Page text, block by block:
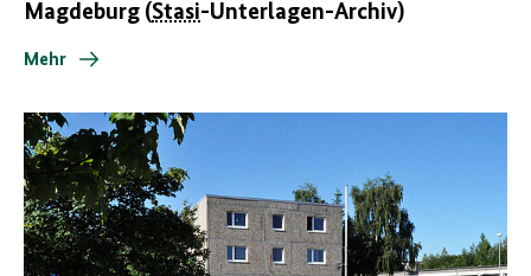
Magdeburg (Stasi-Unterlagen-Archiv)
Mehr